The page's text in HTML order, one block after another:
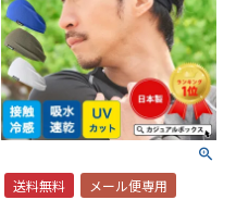
送料無料 メール便専用